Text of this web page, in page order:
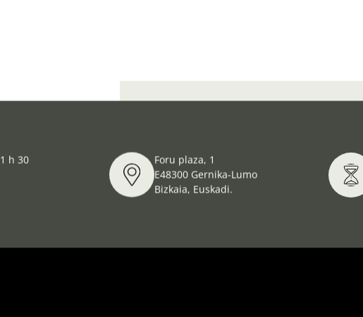
1 h 30
Foru plaza, 1
E48300 Gernika-Lumo
Bizkaia, Euskadi.